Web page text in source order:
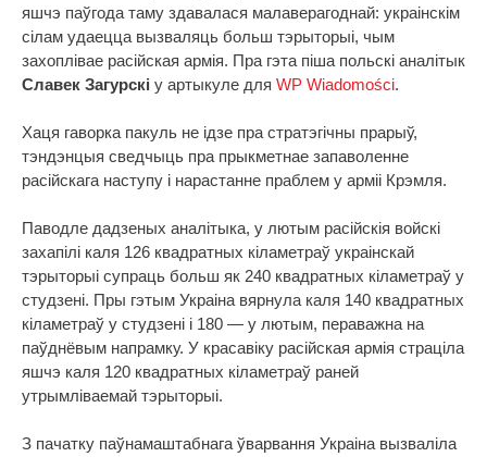
яшчэ паўгода таму здавалася малаверагоднай: украінскім
сілам удаецца вызваляць больш тэрыторыі, чым
захоплівае расійская армія. Пра гэта піша польскі аналітык
Славек Загурскі у артыкуле для WP Wiadomości.
Хаця гаворка пакуль не ідзе пра стратэгічны прарыў,
тэндэнцыя сведчыць пра прыкметнае запаволенне
расійскага наступу і нарастанне праблем у арміі Крэмля.
Паводле дадзеных аналітыка, у лютым расійскія войскі
захапілі каля 126 квадратных кіламетраў украінскай
тэрыторыі супраць больш як 240 квадратных кіламетраў у
студзені. Пры гэтым Украіна вярнула каля 140 квадратных
кіламетраў у студзені і 180 — у лютым, пераважна на
паўднёвым напрамку. У красавіку расійская армія страціла
яшчэ каля 120 квадратных кіламетраў раней
утрымліваемай тэрыторыі.
З пачатку паўнамаштабнага ўварвання Украіна вызваліла